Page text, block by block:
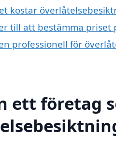
kostar
till att bestämma priset
professionell för
ett företag